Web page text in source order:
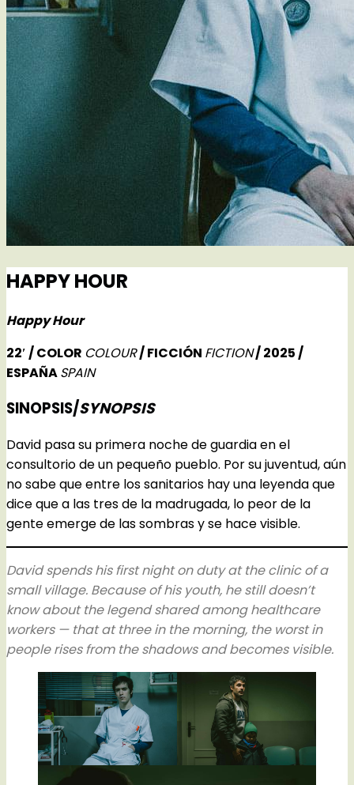
HAPPY HOUR
Happy Hour
22′ / COLOR COLOUR/ FICCIÓN FICTION/ 2025 /
ESPAÑASPAIN
SINOPSIS/SYNOPSIS
David pasa su primera noche de guardia en el
consultorio de un pequeño pueblo. Por su juventud, aún
no sabe que entre los sanitarios hay una leyenda que
dice que a las tres de la madrugada, lo peor de la
gente emerge de las sombras y se hace visible.
David spends his first night on duty at the clinic of a
small village. Because of his youth, he still doesn’t
know about the legend shared among healthcare
workers — that at three in the morning, the worst in
people rises from the shadows and becomes visible.